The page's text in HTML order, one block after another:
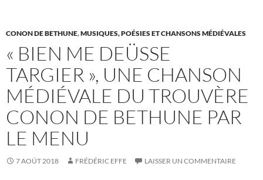
CONON DE BETHUNE,MUSIQUES, POÉSIES ET CHANSONS MÉDIÉVALES
« BIEN ME DEÜSSE
TARGIER », UNE CHANSON
MÉDIÉVALE DU TROUVÈRE
CONON DE BETHUNE PAR
LE MENU
7 AOÛT 2018 FRÉDÉRIC EFFE LAISSER UN COMMENTAIRE